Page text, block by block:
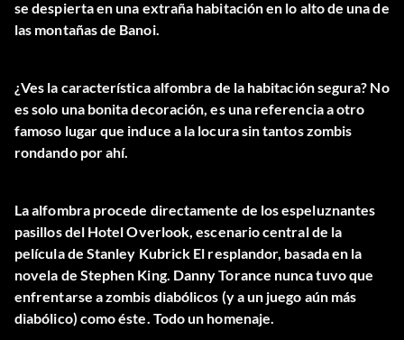
se despierta en una extraña habitación en lo alto de una de
las montañas de Banoi.
¿Ves la característica alfombra de la habitación segura? No
es solo una bonita decoración, es una referencia a otro
famoso lugar que induce a la locura sin tantos zombis
rondando por ahí.
La alfombra procede directamente de los espeluznantes
pasillos del Hotel Overlook, escenario central de la
película de Stanley Kubrick El resplandor, basada en la
novela de Stephen King. Danny Torance nunca tuvo que
enfrentarse a zombis diabólicos (y a un juego aún más
diabólico) como éste. Todo un homenaje.